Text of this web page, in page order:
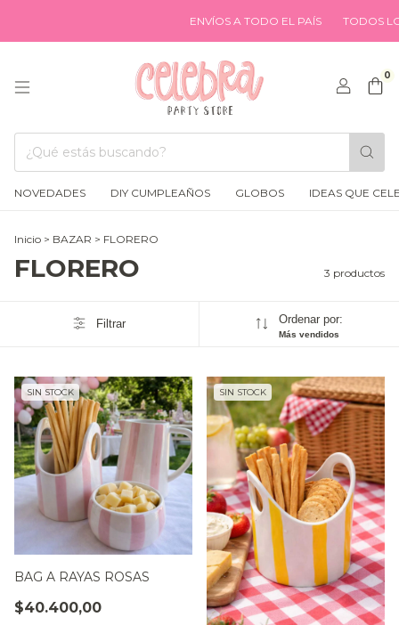
ENVÍOS A TODO EL PAÍS TODOS
0
NOVEDADES DIY CUMPLEAÑOS GLOBOS IDEAS QUE
Inicio > BAZAR > FLORERO
FLORERO 3 productos
Filtrar Ordenar por:
Más vendidos
SIN STOCK
BAG A RAYAS ROSAS
$40.400,00
SIN STOCK